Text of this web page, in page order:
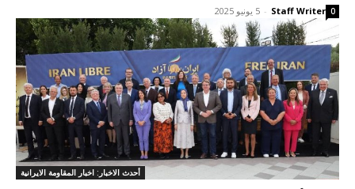
Staff Writer
- 5 يونيو 2025 0
أحدث الاخبار: اخبار المقاومة الايرانية